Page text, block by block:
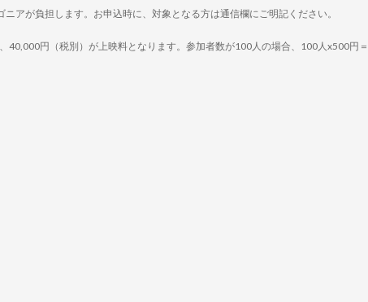
アが負担します。お申込時に、対象となる方は通信欄にご明記ください。
円（税別）が上映料となります。参加者数が100人の場合、100人x500円